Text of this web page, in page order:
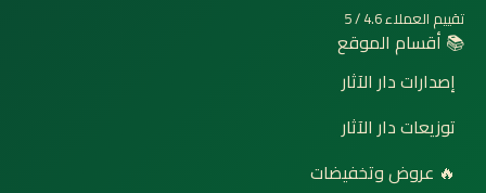
تقييم العملاء 4.6 / 5
📚 أقسام الموقع
إصدارات دار الآثار
توزيعات دار الآثار
🔥 عروض وتخفيضات